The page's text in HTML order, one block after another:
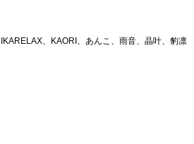
、KAORI、あんこ、雨音、晶叶、豹凛